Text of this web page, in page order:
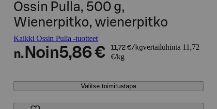
Ossin Pulla, 500 g,
Wienerpitko, wienerpitko
Kaikki Ossin Pulla -tuotteet
n. Noin5,86 € 11,72 €/kgvertailuhinta 11,72
€/kg
Valitse toimitustapa